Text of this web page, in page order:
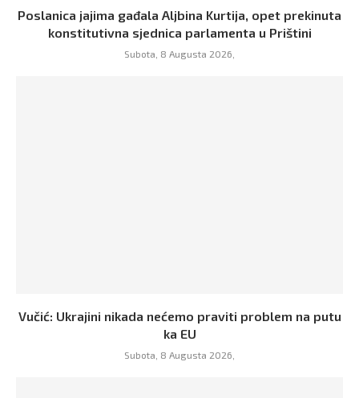
Poslanica jajima gađala Aljbina Kurtija, opet prekinuta
konstitutivna sjednica parlamenta u Prištini
Subota, 8 Augusta 2026,
Vučić: Ukrajini nikada nećemo praviti problem na putu
ka EU
Subota, 8 Augusta 2026,